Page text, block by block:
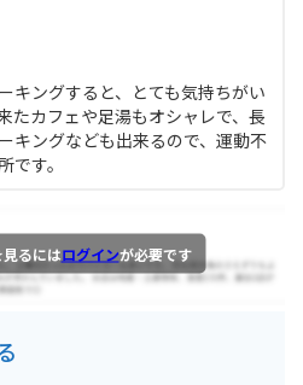
キングすると、とても気持ちがい
たカフェや足湯もオシャレで、長
キングなども出来るので、運動不
です。
るにはログインが必要です